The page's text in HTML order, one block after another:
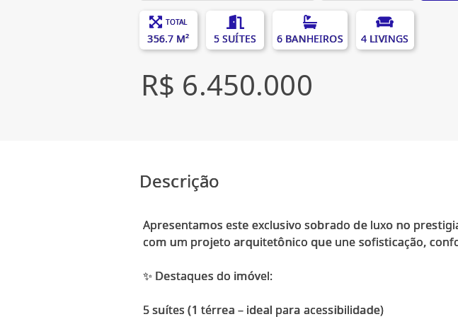
TOTAL
356.7 M² 5 SUÍTES 6 BANHEIROS 4 LIVINGS
R$ 6.450.000
Descrição
Apresentamos este exclusivo sobrado de luxo no
com um projeto arquitetônico que une sofisticação,
✨ Destaques do imóvel:
5 suítes (1 térrea – ideal para acessibilidade)